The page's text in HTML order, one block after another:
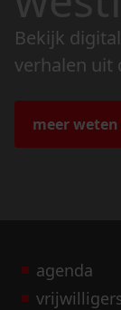
Bekijk
verhalen uit
de
meer weten
agenda